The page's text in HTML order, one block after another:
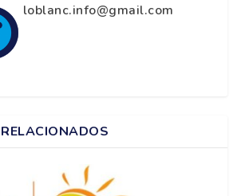
loblanc.info@gmail.com